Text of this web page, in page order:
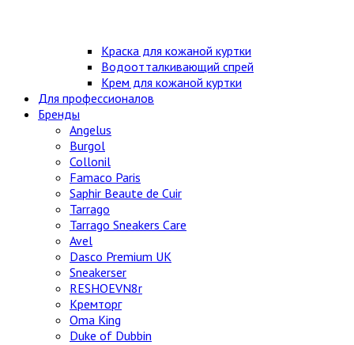
Краска для кожаной куртки
Водоотталкивающий спрей
Крем для кожаной куртки
Для профессионалов
Бренды
Angelus
Burgol
Collonil
Famaco Paris
Saphir Beaute de Cuir
Tarrago
Tarrago Sneakers Care
Avel
Dasco Premium UK
Sneakerser
RESHOEVN8r
Кремторг
Oma King
Duke of Dubbin